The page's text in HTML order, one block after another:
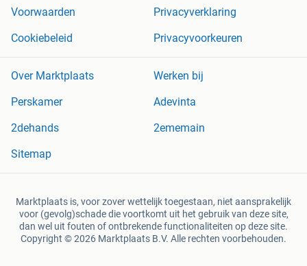
Voorwaarden
Privacyverklaring
Cookiebeleid
Privacyvoorkeuren
Over Marktplaats
Werken bij
Perskamer
Adevinta
2dehands
2ememain
Sitemap
Marktplaats is, voor zover wettelijk toegestaan, niet aansprakelijk
voor (gevolg)schade die voortkomt uit het gebruik van deze site,
dan wel uit fouten of ontbrekende functionaliteiten op deze site.
Copyright © 2026 Marktplaats B.V. Alle rechten voorbehouden.